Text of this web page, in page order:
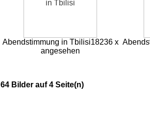
Abendstimmung in Tbilisi18236 x
angesehen
64 Bilder auf 4 Seite(n)